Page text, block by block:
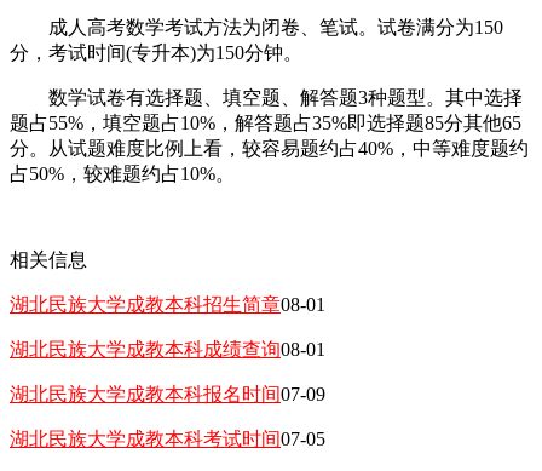
成人高考数学考试方法为闭卷、笔试。试卷满分为150
分，考试时间(专升本)为150分钟。
数学试卷有选择题、填空题、解答题3种题型。其中选择
题占55%，填空题占10%，解答题占35%即选择题85分其他65
分。从试题难度比例上看，较容易题约占40%，中等难度题约
占50%，较难题约占10%。
相关信息
湖北民族大学成教本科招生简章08-01
湖北民族大学成教本科成绩查询08-01
湖北民族大学成教本科报名时间07-09
湖北民族大学成教本科考试时间07-05